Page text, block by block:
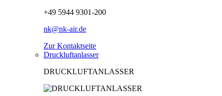
+49 5944 9301-200
nk@nk-air.de
Zur Kontaktseite
Druckluftanlasser
DRUCKLUFTANLASSER